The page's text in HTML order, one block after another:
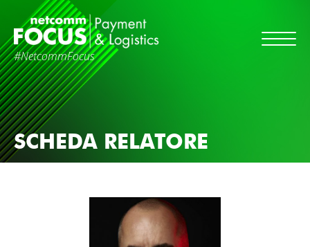
#NetcommFocus
SCHEDA RELATORE